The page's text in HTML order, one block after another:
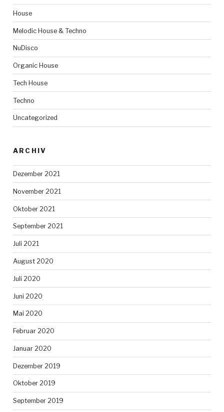
House
Melodic House & Techno
NuDisco
Organic House
Tech House
Techno
Uncategorized
ARCHIV
Dezember 2021
November 2021
Oktober 2021
September 2021
Juli 2021
August 2020
Juli 2020
Juni 2020
Mai 2020
Februar 2020
Januar 2020
Dezember 2019
Oktober 2019
September 2019